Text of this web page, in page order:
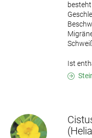
Ist